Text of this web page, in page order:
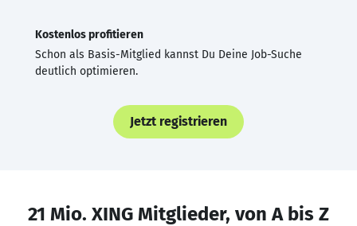
Kostenlos profitieren
Schon als Basis-Mitglied kannst Du Deine Job-Suche
deutlich optimieren.
Jetzt registrieren
21 Mio. XING Mitglieder, von A bis Z